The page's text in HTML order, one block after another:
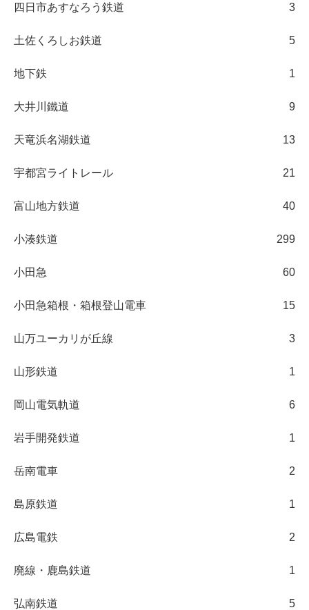
四日市あすなろう鉄道 3
土佐くろしお鉄道 5
地下鉄 1
大井川鐵道 9
天竜浜名湖鉄道 13
宇都宮ライトレール 21
富山地方鉄道 40
小湊鉄道 299
小田急 60
小田急箱根・箱根登山電車 15
山万ユーカリが丘線 3
山形鉄道 1
岡山電気軌道 6
岩手開発鉄道 1
岳南電車 2
島原鉄道 1
広島電鉄 2
廃線・鹿島鉄道 1
弘南鉄道 5